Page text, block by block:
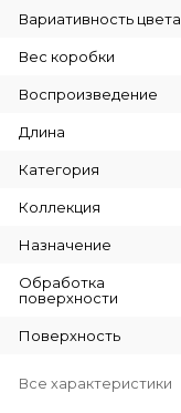
Вариативность цвета
Вес коробки
Воспроизведение
Длина
Категория
Коллекция
Назначение
Обработка
поверхности
Поверхность
Все характеристики